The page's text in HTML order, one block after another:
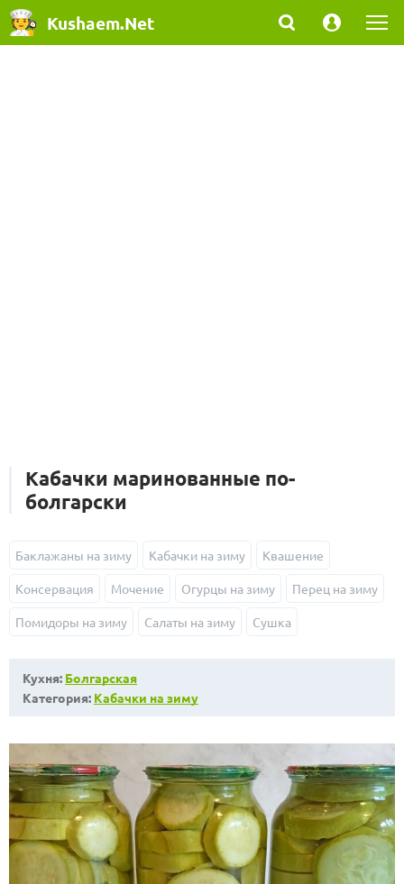
Kushaem.Net
Кабачки маринованные по-
болгарски
Баклажаны на зиму Кабачки на зиму Квашение
Консервация Мочение Огурцы на зиму Перец на зиму
Помидоры на зиму Салаты на зиму Сушка
Кухня: Болгарская
Категория: Кабачки на зиму